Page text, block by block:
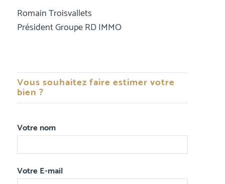
Romain Troisvallets
Président Groupe RD IMMO
Vous souhaitez faire estimer votre
bien ?
Votre nom
Votre E-mail